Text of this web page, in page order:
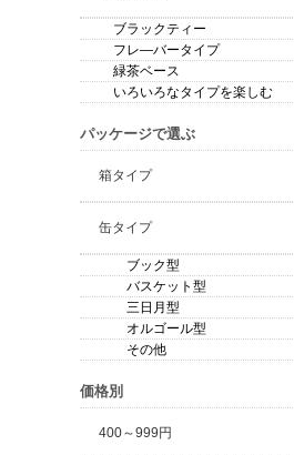
ブラックティー
フレ―バータイプ
緑茶ベース
いろいろなタイプを楽しむ
パッケージで選ぶ
箱タイプ
缶タイプ
ブック型
バスケット型
三日月型
オルゴール型
その他
価格別
400～999円